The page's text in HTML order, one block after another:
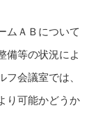
ムＡＢについて
備等の状況によ
会議室では、
り可能かどうか